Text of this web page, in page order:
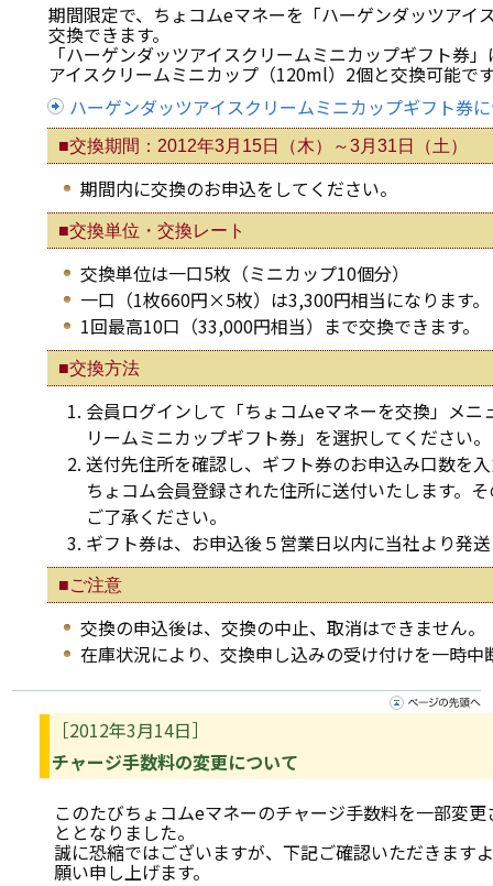
期間限定で、ちょコムeマネーを「ハーゲンダッツアイ
交換できます。
「ハーゲンダッツアイスクリームミニカップギフト券
アイスクリームミニカップ（120ml）2個と交換可能で
ハーゲンダッツアイスクリームミニカップギフト券
■交換期間：2012年3月15日（木）～3月31日（土）
期間内に交換のお申込をしてください。
■交換単位・交換レート
交換単位は一口5枚（ミニカップ10個分）
一口（1枚660円×5枚）は3,300円相当になります。
1回最高10口（33,000円相当）まで交換できます。
■交換方法
会員ログインして「ちょコムeマネーを交換」メ
リームミニカップギフト券」を選択してください。
送付先住所を確認し、ギフト券のお申込み口数を
ちょコム会員登録された住所に送付いたします。
ご了承ください。
ギフト券は、お申込後５営業日以内に当社より発
■ご注意
交換の申込後は、交換の中止、取消はできません。
在庫状況により、交換申し込みの受け付けを一時
［2012年3月14日］
チャージ手数料の変更について
このたびちょコムeマネーのチャージ手数料を一部変
ととなりました。
誠に恐縮ではございますが、下記ご確認いただきます
願い申し上げます。